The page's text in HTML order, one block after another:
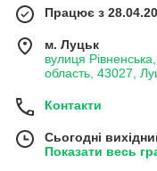
Працює з
м. Луцьк
вулиця
область, 43027,
Контакти
Сьогодні
Показати весь